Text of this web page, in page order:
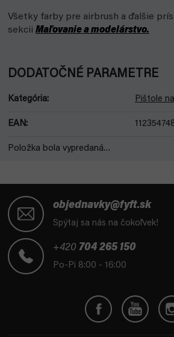
Všetky farby pre airbrush a ďalšie
sekcii Maľovanie a modelárstvo.
DODATOČNÉ PARAMETRE
Kategória: Pištole
EAN:
Položka bola vypredaná…
objednavky@fyft.sk
Spýtaj sa nás na čokoľvek!
+420 704 265 150
Po-Pi 8:00 - 16:00